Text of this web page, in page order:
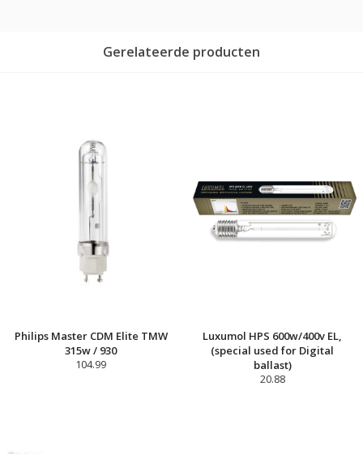
Gerelateerde producten
Philips Master CDM Elite TMW
315w / 930
104.99
Luxumol HPS 600w/400v EL,
(special used for Digital
ballast)
20.88